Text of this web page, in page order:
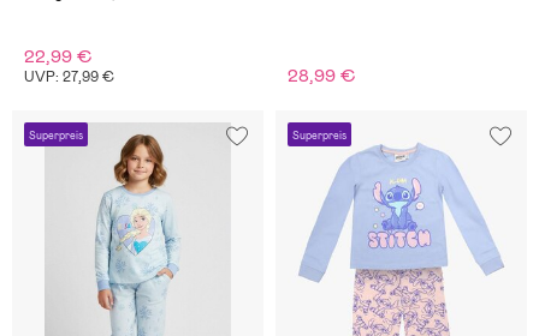
22,99 €
UVP: 27,99 € 28,99 €
Superpreis Superpreis